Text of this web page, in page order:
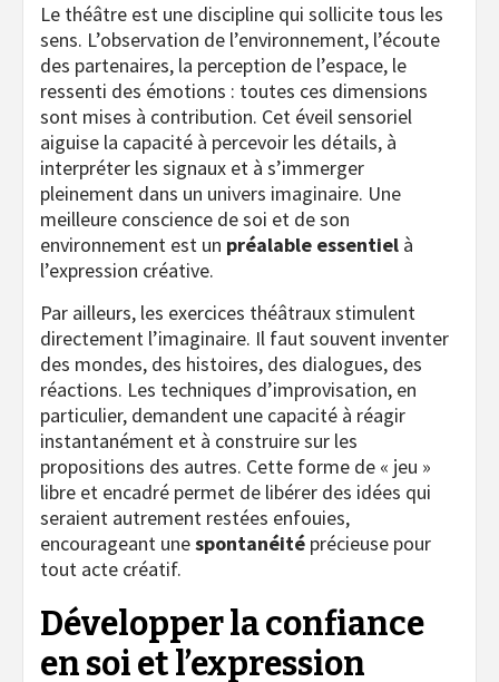
Le théâtre est une discipline qui sollicite tous les
sens. L’observation de l’environnement, l’écoute
des partenaires, la perception de l’espace, le
ressenti des émotions : toutes ces dimensions
sont mises à contribution. Cet éveil sensoriel
aiguise la capacité à percevoir les détails, à
interpréter les signaux et à s’immerger
pleinement dans un univers imaginaire. Une
meilleure conscience de soi et de son
environnement est un préalable essentiel à
l’expression créative.
Par ailleurs, les exercices théâtraux stimulent
directement l’imaginaire. Il faut souvent inventer
des mondes, des histoires, des dialogues, des
réactions. Les techniques d’improvisation, en
particulier, demandent une capacité à réagir
instantanément et à construire sur les
propositions des autres. Cette forme de « jeu »
libre et encadré permet de libérer des idées qui
seraient autrement restées enfouies,
encourageant unespontanéité précieuse pour
tout acte créatif.
Développer la confiance
en soi et l’expression